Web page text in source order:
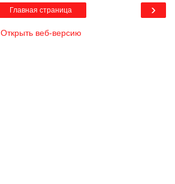
›
Главная страница
Открыть веб-версию